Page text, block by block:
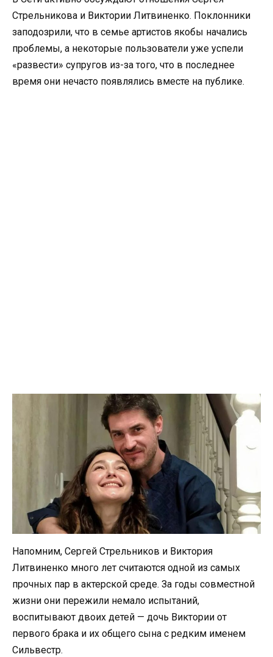
Стрельникова и Виктории Литвиненко. Поклонники
заподозрили, что в семье артистов якобы начались
проблемы, а некоторые пользователи уже успели
«развести» супругов из-за того, что в последнее
время они нечасто появлялись вместе на публике.
Напомним, Сергей Стрельников и Виктория
Литвиненко много лет считаются одной из самых
прочных пар в актерской среде. За годы совместной
жизни они пережили немало испытаний,
воспитывают двоих детей — дочь Виктории от
первого брака и их общего сына с редким именем
Сильвестр.